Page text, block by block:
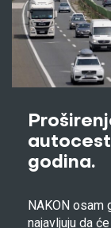
godina.
NAKON osam
najavljuju da